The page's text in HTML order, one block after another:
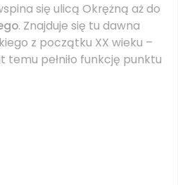
się ulicą Okrężną aż do
. Znajduje się tu dawna
z początku XX wieku –
temu pełniło funkcję punktu